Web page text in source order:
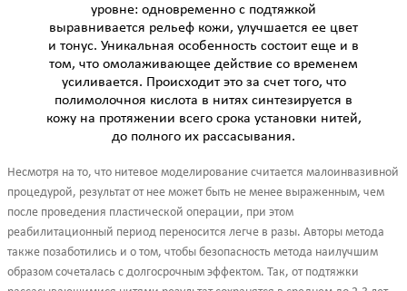
уровне: одновременно с подтяжкой
выравнивается рельеф кожи, улучшается ее цвет
и тонус. Уникальная особенность состоит еще и в
том, что омолаживающее действие со временем
усиливается. Происходит это за счет того, что
полимолочноя кислота в нитях синтезируется в
кожу на протяжении всего срока установки нитей,
до полного их рассасывания.
Несмотря на то, что нитевое моделирование считается малоинвазивной
процедурой, результат от нее может быть не менее выраженным, чем
после проведения пластической операции, при этом
реабилитационный период переносится легче в разы. Авторы метода
также позаботились и о том, чтобы безопасность метода наилучшим
образом сочеталась с долгосрочным эффектом. Так, от подтяжки